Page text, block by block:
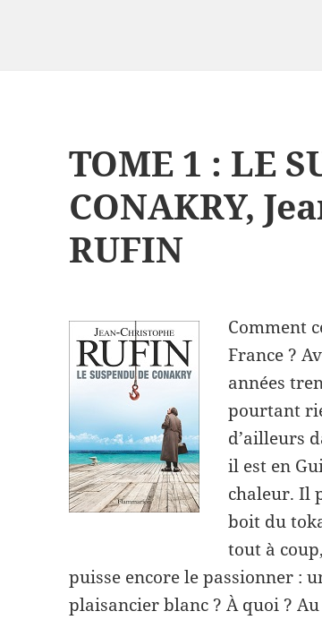
TOME 1 : LE
CONAKRY,
RUFIN
Comment
France ?
années
pourtant
d’ailleurs
il est en
chaleur. Il
boit du
tout à
puisse encore le passionner :
plaisancier blanc ? À quoi ?